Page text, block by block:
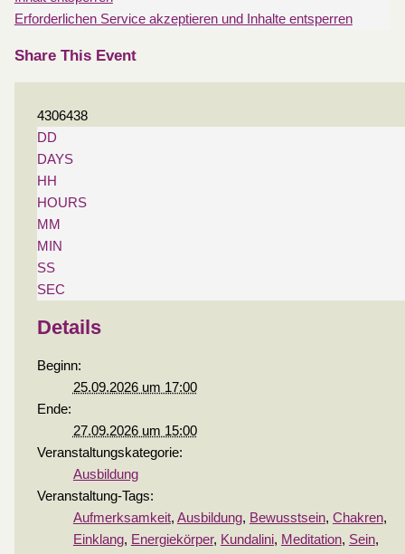
Erforderlichen Service akzeptieren und Inhalte entsperren
Share This Event
4306438
DD
DAYS
HH
HOURS
MM
MIN
SS
SEC
Details
Beginn:
25.09.2026 um 17:00
Ende:
27.09.2026 um 15:00
Veranstaltungskategorie:
Ausbildung
Veranstaltung-Tags:
Aufmerksamkeit, Ausbildung, Bewusstsein, Chakren,
Einklang, Energiekörper, Kundalini, Meditation, Sein,